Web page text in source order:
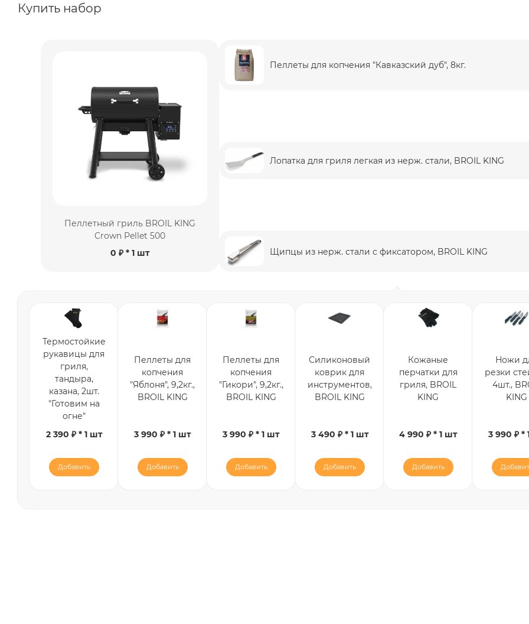
Купить набор
Пеллетный гриль BROIL KING
Crown Pellet 500
0 ₽* 1 шт
Пеллеты для копчения "Кавказский дуб", 8кг.
Лопатка для гриля легкая из нерж. стали, BROIL KING
Щипцы из нерж. стали с фиксатором, BROIL KING
Термостойкие
рукавицы для
гриля,
тандыра,
казана, 2шт.
"Готовим на
огне"
2 390 ₽ * 1 шт
Добавить
Пеллеты для
копчения
"Яблоня", 9,2кг.,
BROIL KING
3 990 ₽ * 1 шт
Добавить
Пеллеты для
копчения
"Гикори", 9,2кг.,
BROIL KING
3 990 ₽ * 1 шт
Добавить
Силиконовый
коврик для
инструментов,
BROIL KING
3 490 ₽ * 1 шт
Добавить
Кожаные
перчатки для
гриля, BROIL
KING
4 990 ₽ * 1 шт
Добавить
Ножи
резки
4шт.,
KING
3 990 ₽ *